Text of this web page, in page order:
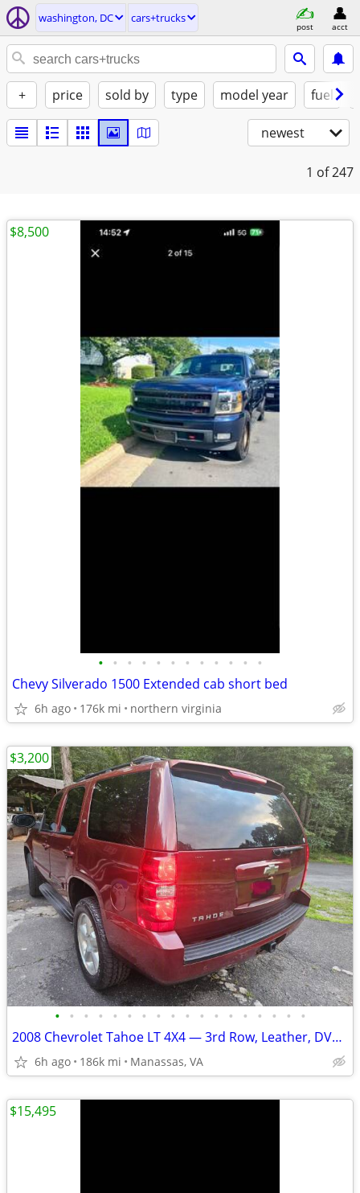
washington, DC cars+trucks
post acct
+ price sold by type model year fuel
newest
1 of 247
• • • • • • • • • • • •
Chevy Silverado 1500 Extended cab short bed
6h ago 176k mi northern virginia
$8,500
• • • • • • • • • • • • • • • • • •
2008 Chevrolet Tahoe LT 4X4 — 3rd Row, Leather, DVD, Clean Title — $3,
6h ago 186k mi Manassas, VA
$3,200
$15,495